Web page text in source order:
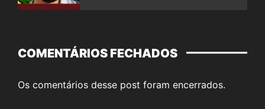
COMENTÁRIOS FECHADOS
Os comentários desse post foram encerrados.